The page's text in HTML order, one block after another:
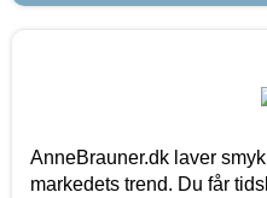
AnneBrauner.dk laver
markedets trend. Du får